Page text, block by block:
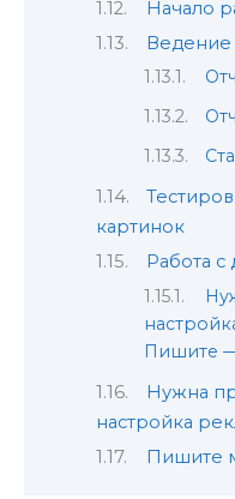
Начало
Ведение
картинок
Работа
Пишите
Нужна
настройка
Пишите